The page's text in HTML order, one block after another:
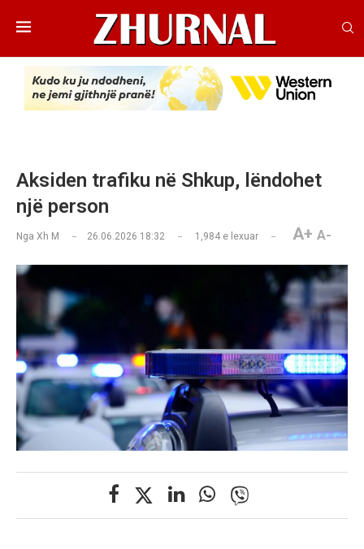
Aksiden trafiku në Shkup, lëndohet
një person
Nga Xh M 26.06.2026 18:32 1,984 e lexuar A+ A-